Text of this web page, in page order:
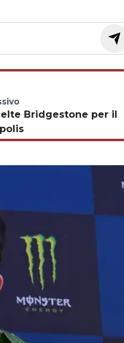
Bridgestone per il